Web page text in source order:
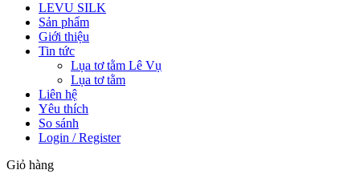
LEVU SILK
Sản phẩm
Giới thiệu
Tin tức
Lụa tơ tằm Lê Vụ
Lụa tơ tằm
Liên hệ
Yêu thích
So sánh
Login / Register
Giỏ hàng